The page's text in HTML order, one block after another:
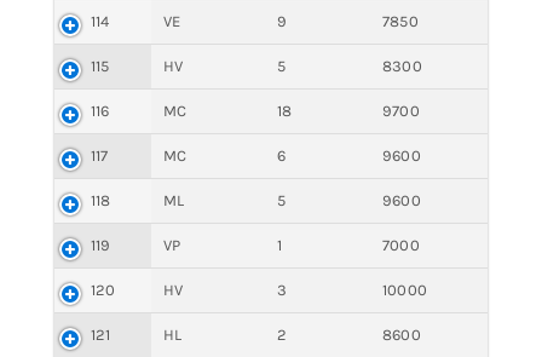
114 VE 9 7850
115 HV 5 8300
116 MC 18 9700
117 MC 6 9600
118 ML 5 9600
119 VP 1 7000
120 HV 3 10000
121 HL 2 8600